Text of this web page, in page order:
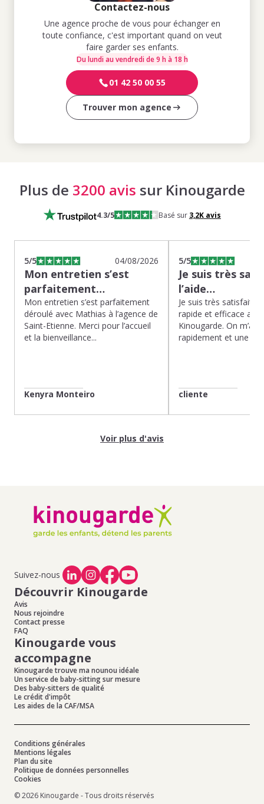
Contactez-nous
Une agence proche de vous pour échanger en
toute confiance, c'est important quand on veut
faire garder ses enfants.
Du lundi au vendredi de 9 h à 18 h
01 42 50 00 55
Trouver mon agence
Plus de 3200 avis sur Kinougarde
4.3/5 Basé sur 3,2Kavis
5/5 04/08/2026
Mon entretien s’est
parfaitement…
Mon entretien s’est parfaitement
déroulé avec Mathias à l’agence de
Saint-Etienne. Merci pour l’accueil
et la bienveillance...
Kenyra Monteiro
5/5
Je suis très
l’aide…
Je suis très satisfaite
rapide et efficace
Kinougarde. On m’a
rapidement et une
cliente
Voir plus d'avis
Suivez-nous
Découvrir Kinougarde
Avis
Nous rejoindre
Contact presse
FAQ
Kinougarde vous
accompagne
Kinougarde trouve ma nounou idéale
Un service de baby-sitting sur mesure
Des baby-sitters de qualité
Le crédit d'impôt
Les aides de la CAF/MSA
Conditions générales
Mentions légales
Plan du site
Politique de données personnelles
Cookies
© 2026 Kinougarde - Tous droits réservés